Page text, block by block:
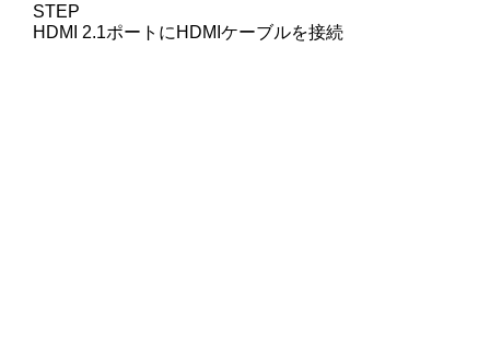
STEP
HDMI 2.1ポートにHDMIケーブルを接続